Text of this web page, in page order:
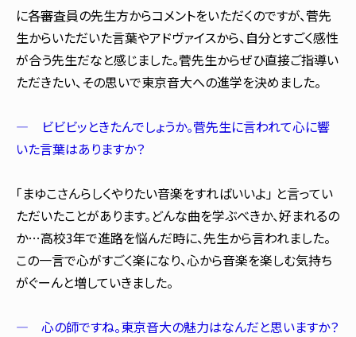
に各審査員の先生方からコメントをいただくのですが、菅先
生からいただいた言葉やアドヴァイスから、自分とすごく感性
が合う先生だなと感じました。菅先生からぜひ直接ご指導い
ただきたい、その思いで東京音大への進学を決めました。
― ビビビッときたんでしょうか。菅先生に言われて心に響
いた言葉はありますか？
「まゆこさんらしくやりたい音楽をすればいいよ」 と言ってい
ただいたことがあります。どんな曲を学ぶべきか、好まれるの
か…高校3年で進路を悩んだ時に、先生から言われました。
この一言で心がすごく楽になり、心から音楽を楽しむ気持ち
がぐーんと増していきました。
― 心の師ですね。東京音大の魅力はなんだと思いますか？